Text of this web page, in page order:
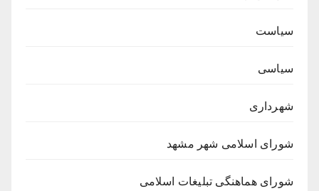
سیاست
سیاسی
شهرداری
شورای اسلامی شهر مشهد
شورای هماهنگی تبلیغات اسلامی